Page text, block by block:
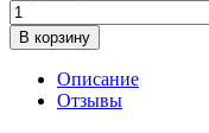
В корзину
Описание
Отзывы